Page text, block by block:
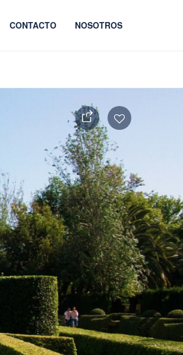
CONTACTO NOSOTROS